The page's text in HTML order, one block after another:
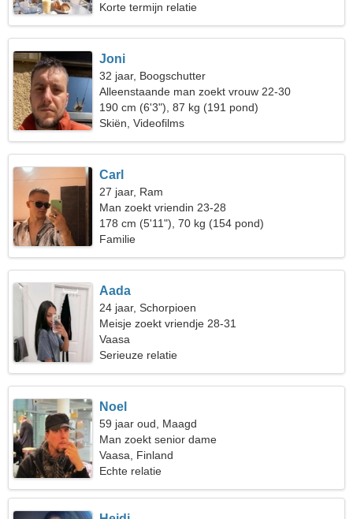
Korte termijn relatie
Joni
32 jaar, Boogschutter
Alleenstaande man zoekt vrouw 22-30
190 cm (6'3"), 87 kg (191 pond)
Skiën, Videofilms
Carl
27 jaar, Ram
Man zoekt vriendin 23-28
178 cm (5'11"), 70 kg (154 pond)
Familie
Aada
24 jaar, Schorpioen
Meisje zoekt vriendje 28-31
Vaasa
Serieuze relatie
Noel
59 jaar oud, Maagd
Man zoekt senior dame
Vaasa, Finland
Echte relatie